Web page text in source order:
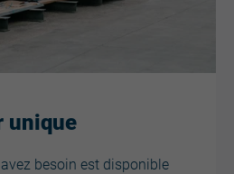
unique
besoin est disponible